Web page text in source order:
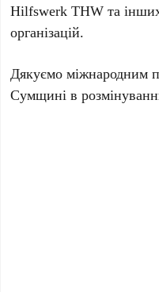
Hilfswerk THW та
організацій.
Дякуємо міжнародним
Сумщині в